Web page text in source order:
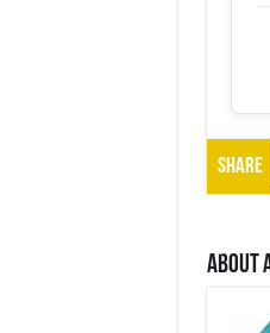
Share
About